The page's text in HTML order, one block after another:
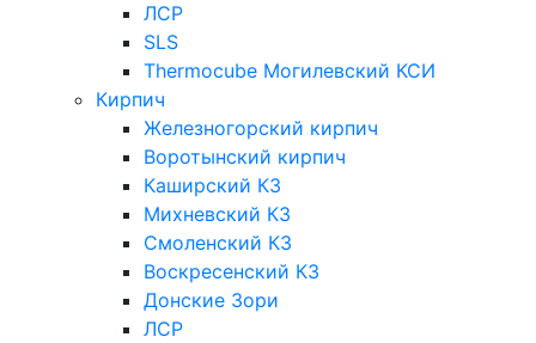
ЛСР
SLS
Thermocube Могилевский КСИ
Кирпич
Железногорский кирпич
Воротынский кирпич
Каширский КЗ
Михневский КЗ
Смоленский КЗ
Воскресенский КЗ
Донские Зори
ЛСР